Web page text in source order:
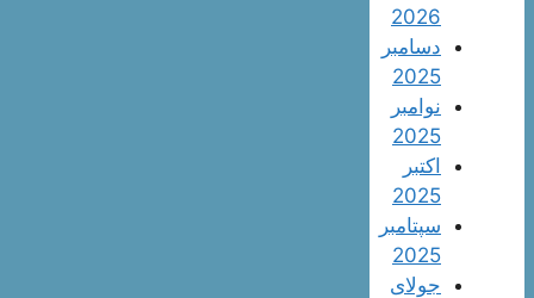
2026
دسامبر
2025
نوامبر
2025
اکتبر
2025
سپتامبر
2025
جولای